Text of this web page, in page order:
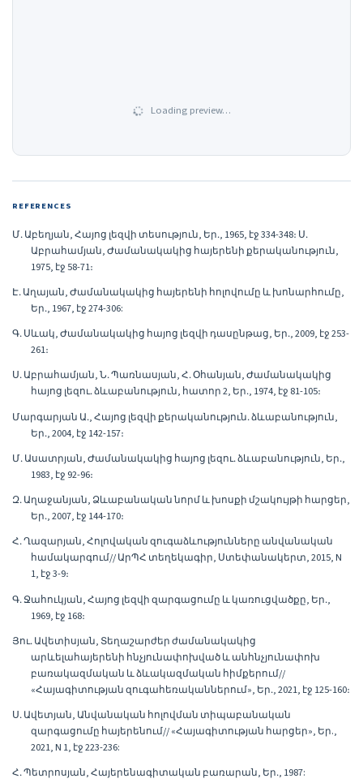
Loading preview…
REFERENCES
Մ․ Աբեղյան, Հայոց լեզվի տեսություն, Եր․, 1965, էջ 334-348։ Ս․
Աբրահամյան, Ժամանակակից հայերենի քերականություն,
1975, էջ 58-71։
Է․ Աղայան, Ժամանակակից հայերենի հոլովումը և խոնարհումը,
Եր․, 1967, էջ 274-306:
Գ․ Սևակ, Ժամանակակից հայոց լեզվի դասընթաց, Եր․, 2009, էջ 253-
261։
Ս․ Աբրահամյան, Ն․ Պառնասյան, Հ․ Օհանյան, Ժամանակակից
հայոց լեզու․ ձևաբանություն, հատոր 2, Եր․, 1974, էջ 81-105։
Մարգարյան Ա․, Հայոց լեզվի քերականություն․ ձևաբանություն,
Եր․, 2004, էջ 142-157։
Մ․ Ասատրյան, Ժամանակակից հայոց լեզու․ ձևաբանություն, Եր․,
1983, էջ 92-96։
Զ․ Աղաջանյան, Ձևաբանական նորմ և խոսքի մշակույթի հարցեր,
Եր․, 2007, էջ 144-170։
Հ․ Ղազարյան, Հոլովական զուգաձևությունները անվանական
համակարգում// ԱրՊՀ տեղեկագիր, Ստեփանակերտ, 2015, N
1, էջ 3-9։
Գ․ Ջահուկյան, Հայոց լեզվի զարգացումը և կառուցվածքը, Եր․,
1969, էջ 168։
Յու․ Ավետիսյան, Տեղաշարժեր ժամանակակից
արևելահայերենի հնչյունափոխված և անհնչյունափոխ
բառակազմական և ձևակազմական հիմքերում//
«Հայագիտության զուգահեռականներում», Եր․, 2021, էջ 125-160։
Ս․ Ավետյան, Անվանական հոլովման տիպաբանական
զարգացումը հայերենում// «Հայագիտության հարցեր», Եր.,
2021, N 1, էջ 223-236:
Հ․ Պետրոսյան, Հայերենագիտական բառարան, Եր․, 1987: